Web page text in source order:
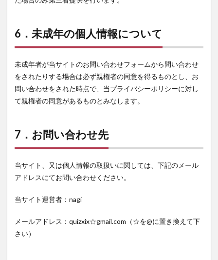
6．未成年の個人情報について
未成年者が当サイトのお問い合わせフォームから問い合わせ
をされたりする場合は必ず親権者の同意を得るものとし、お
問い合わせをされた時点で、当プライバシーポリシーに対し
て親権者の同意があるものとみなします。
7．お問い合わせ先
当サイト、又は個人情報の取扱いに関しては、下記のメール
アドレスにてお問い合わせください。
当サイト運営者：nagi
メールアドレス： quizxix☆gmail.com （☆を@に置き換えて下
さい）